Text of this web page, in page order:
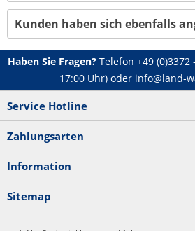
Kunden haben sich ebenfalls
Haben Sie Fragen? Telefon +49 (0)3372
17:00 Uhr) oder info@land-
Service Hotline
Zahlungsarten
Information
Sitemap